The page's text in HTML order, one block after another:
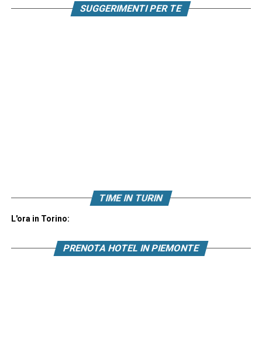
SUGGERIMENTI PER TE
TIME IN TURIN
L'ora in Torino:
PRENOTA HOTEL IN PIEMONTE